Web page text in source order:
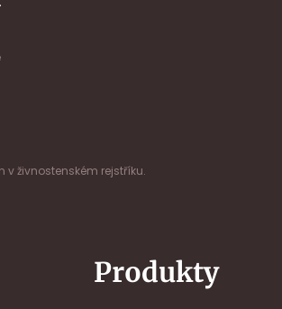
v živnostenském rejstříku.
Produkty